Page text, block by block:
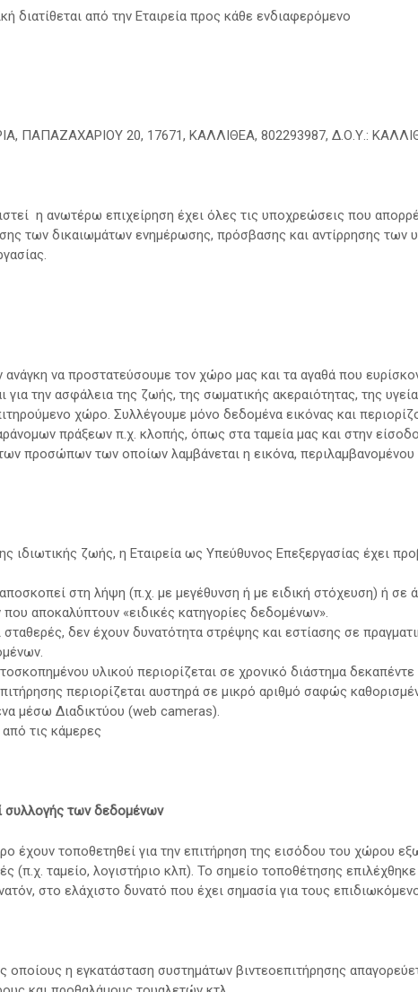
διατίθεται από την Εταιρεία προς κάθε ενδιαφερόμενο
ΠΑΠΑΖΑΧΑΡΙΟΥ 20, 17671, ΚΑΛΛΙΘΕΑ, 802293987, Δ.Ο.Υ.:
η ανωτέρω επιχείρηση έχει όλες τις υποχρεώσεις που
των δικαιωμάτων ενημέρωσης, πρόσβασης και αντίρρησης
να προστατεύσουμε τον χώρο μας και τα αγαθά που
για την ασφάλεια της ζωής, της σωματικής ακεραιότητας, της
χώρο. Συλλέγουμε μόνο δεδομένα εικόνας και
πράξεων π.χ. κλοπής, όπως στα ταμεία μας και στην
προσώπων των οποίων λαμβάνεται η εικόνα,
ιδιωτικής ζωής, η Εταιρεία ως Υπεύθυνος Επεξεργασίας έχει
στη λήψη (π.χ. με μεγέθυνση ή με ειδική στόχευση) ή σε
αποκαλύπτουν «ειδικές κατηγορίες δεδομένων».
σταθερές, δεν έχουν δυνατότητα στρέψης και εστίασης σε
υλικού περιορίζεται σε χρονικό διάστημα
περιορίζεται αυστηρά σε μικρό αριθμό σαφώς
μέσω Διαδικτύου (web cameras).
τις κάμερες
συλλογής των δεδομένων
έχουν τοποθετηθεί για την επιτήρηση της εισόδου του χώρου
(π.χ. ταμείο, λογιστήριο κλπ). Το σημείο τοποθέτησης
στο ελάχιστο δυνατό που έχει σημασία για τους
η εγκατάσταση συστημάτων βιντεοεπιτήρησης